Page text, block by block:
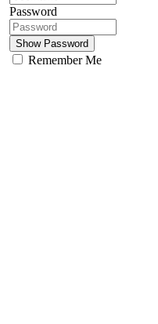
Password
Show Password
Remember Me